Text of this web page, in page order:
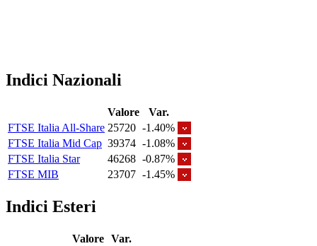
Indici Nazionali
Valore
Var.
FTSE Italia All-Share 25720 -1.40%
FTSE Italia Mid Cap 39374 -1.08%
FTSE Italia Star
46268 -0.87%
FTSE MIB
23707 -1.45%
Indici Esteri
Valore Var.